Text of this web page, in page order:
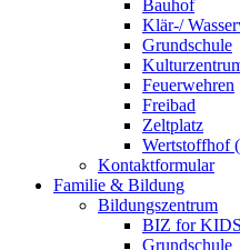
Bauhof
Klär-/
Grundschule
Feuerwehren
Freibad
Zeltplatz
Wertstoffhof
Kontaktformular
Familie & Bildung
Bildungszentrum
BIZ for
Grundschule